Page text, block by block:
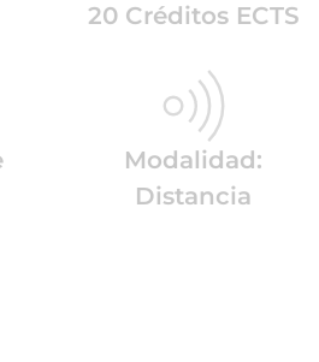
20 Créditos ECTS
Modalidad:
Distancia